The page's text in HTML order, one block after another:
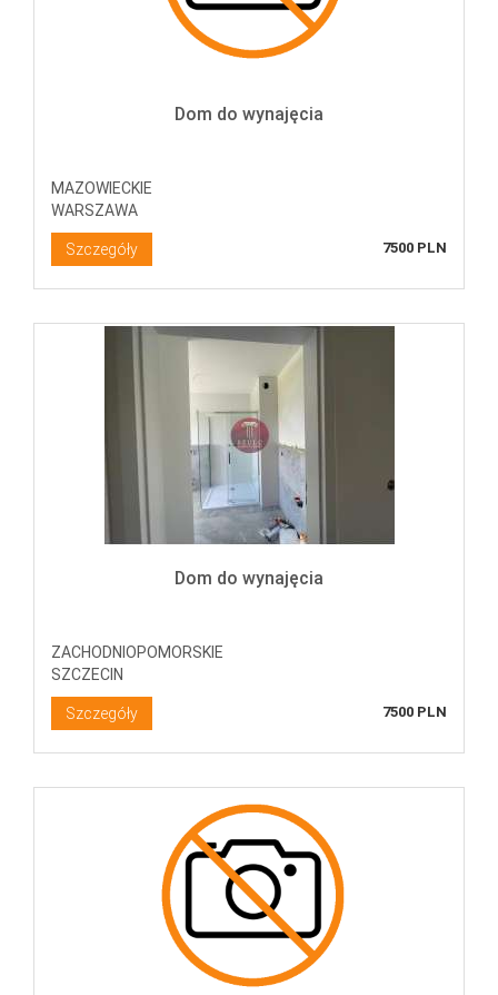
Dom do wynajęcia
MAZOWIECKIE
WARSZAWA
Szczegóły 7500 PLN
Dom do wynajęcia
ZACHODNIOPOMORSKIE
SZCZECIN
Szczegóły 7500 PLN